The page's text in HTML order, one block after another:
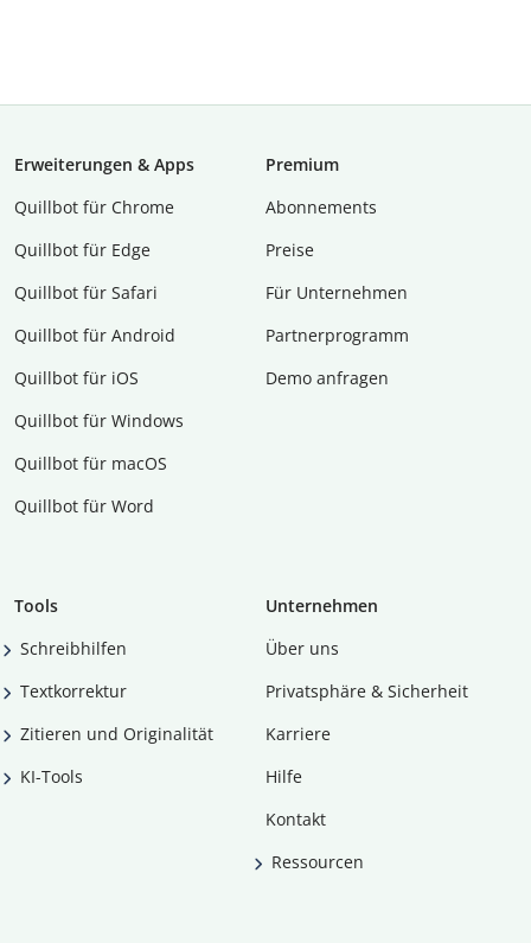
Erweiterungen & Apps
Quillbot für Chrome
Quillbot für Edge
Quillbot für Safari
Quillbot für Android
Quillbot für iOS
Quillbot für Windows
Quillbot für macOS
Quillbot für Word
Premium
Abon­ne­ments
Preise
Für Unternehmen
Partnerprogramm
Demo anfragen
Tools
Schreibhilfen
Textkorrektur
Zitieren und Originalität
KI-Tools
Unternehmen
Über uns
Privatsphäre & Sicherheit
Karriere
Hilfe
Kontakt
Ressourcen